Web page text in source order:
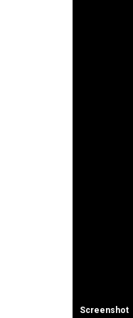
Screenshot